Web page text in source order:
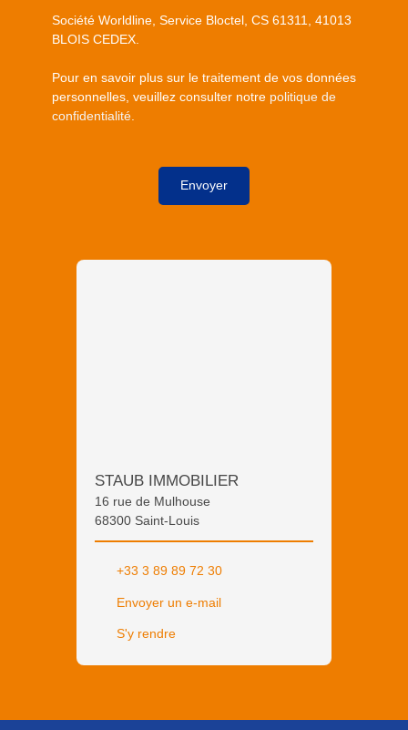
Société Worldline, Service Bloctel, CS 61311, 41013
BLOIS CEDEX.
Pour en savoir plus sur le traitement de vos données
personnelles, veuillez consulter notre politique de
confidentialité
Envoyer
STAUB IMMOBILIER
16 rue de Mulhouse
68300 Saint-Louis
+33 3 89 89 72 30
Envoyer un e-mail
S'y rendre